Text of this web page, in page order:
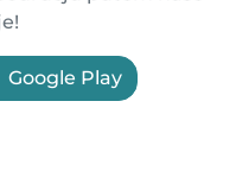
Google Play